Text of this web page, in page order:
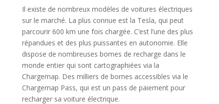
Il existe de nombreux modèles de voitures électriques
sur le marché. La plus connue est la Tesla, qui peut
parcourir 600 km une fois chargée. C’est l’une des plus
répandues et des plus puissantes en autonomie. Elle
dispose de nombreuses bornes de recharge dans le
monde entier qui sont cartographiées via la
Chargemap. Des milliers de bornes accessibles via le
Chargemap Pass, qui est un pass de paiement pour
recharger sa voiture électrique.